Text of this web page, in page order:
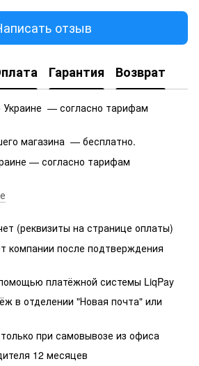
отзыв
Гарантия Возврат
Украине — согласно тарифам
магазина — бесплатно.
— согласно тарифам
(реквизиты на странице оплаты)
компании после подтверждения
платёжной системы LiqPay
в отделении "Новая почта" или
при самовывозе из офиса
12 месяцев